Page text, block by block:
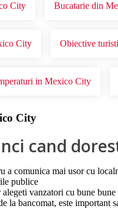
City Bucatarie din
City Obiective
in Mexico City
City
cand
a comunica mai usor cu
publice
alegeti vanzatori cu bune
la bancomat, este